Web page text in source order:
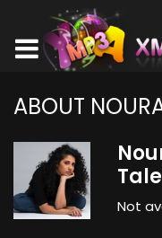
ABOUT
Not